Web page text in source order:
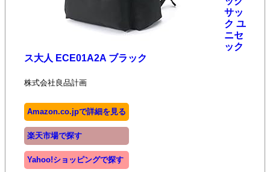
サッ
ク ユ
ニセ
ック
ス大人 ECE01A2A ブラック
株式会社良品計画
Amazon.co.jpで詳細を見る
楽天市場で探す
Yahoo!ショッピングで探す